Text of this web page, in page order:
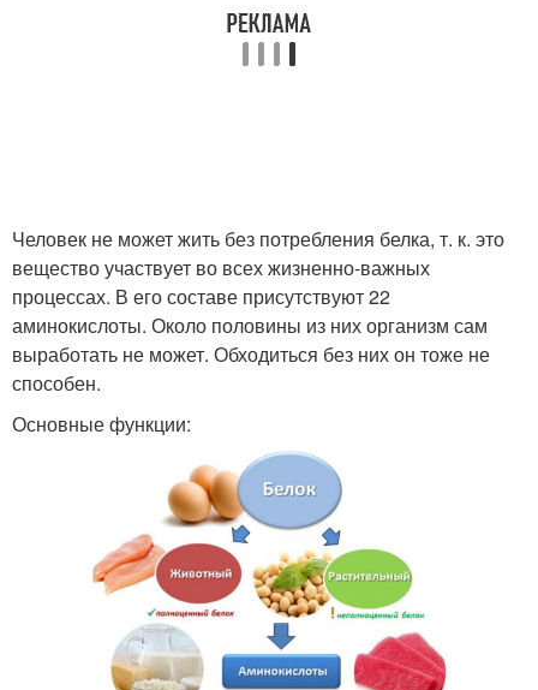
Человек не может жить без потребления белка, т. к. это
вещество участвует во всех жизненно-важных
процессах. В его составе присутствуют 22
аминокислоты. Около половины из них организм сам
выработать не может. Обходиться без них он тоже не
способен.
Основные функции: